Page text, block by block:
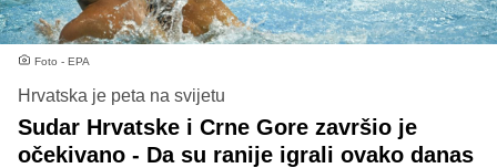
Foto - EPA
Hrvatska je peta na svijetu
Sudar Hrvatske i Crne Gore završio je
očekivano - Da su ranije igrali ovako danas